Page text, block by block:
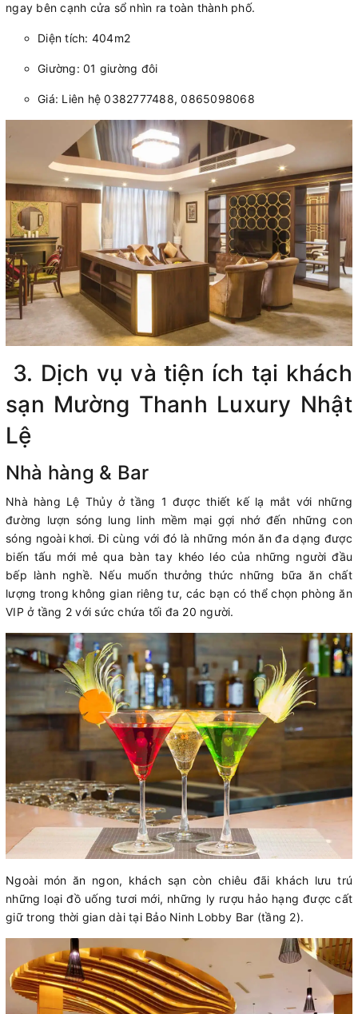
ngay bên cạnh cửa sổ nhìn ra toàn thành phố.
Diện tích: 404m2
Giường: 01 giường đôi
Giá: Liên hệ 0382777488, 0865098068
3. Dịch vụ và tiện ích tại khách
sạn Mường Thanh Luxury Nhật
Lệ
Nhà hàng & Bar
Nhà hàng Lệ Thủy ở tầng 1 được thiết kế lạ mắt với những
đường lượn sóng lung linh mềm mại gợi nhớ đến những con
sóng ngoài khơi. Đi cùng với đó là những món ăn đa dạng được
biến tấu mới mẻ qua bàn tay khéo léo của những người đầu
bếp lành nghề. Nếu muốn thưởng thức những bữa ăn chất
lượng trong không gian riêng tư, các bạn có thể chọn phòng ăn
VIP ở tầng 2 với sức chứa tối đa 20 người.
Ngoài món ăn ngon, khách sạn còn chiêu đãi khách lưu trú
những loại đồ uống tươi mới, những ly rượu hảo hạng được cất
giữ trong thời gian dài tại Bảo Ninh Lobby Bar (tầng 2).